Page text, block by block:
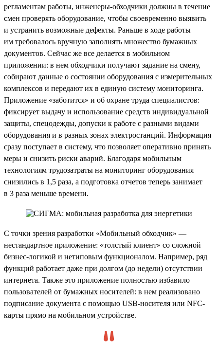
регламентам работы, инженеры-обходчики должны в течение
смен проверять оборудование, чтобы своевременно выявить
и устранить возможные дефекты. Раньше в ходе работы
им требовалось вручную заполнять множество бумажных
документов. Сейчас же все делается в мобильном
приложении: в нем обходчики получают задание на смену,
собирают данные о состоянии оборудования с измерительных
комплексов и передают их в единую систему мониторинга.
Приложение «заботится» и об охране труда специалистов:
фиксирует выдачу и использование средств индивидуальной
защиты, спецодежды, допуски к работе с разными видами
оборудования и в разных зонах электростанций. Информация
сразу поступает в систему, что позволяет оперативно принять
меры и снизить риски аварий. Благодаря мобильным
технологиям трудозатраты на мониторинг оборудования
снизились в 1,5 раза, а подготовка отчетов теперь занимает
в 3 раза меньше времени.
С точки зрения разработки «Мобильный обходчик» —
нестандартное приложение: «толстый клиент» со сложной
бизнес-логикой и нетиповым функционалом. Например, ряд
функций работает даже при долгом (до недели) отсутствии
интернета. Также это приложение полностью избавило
пользователей от бумажных носителей: в нем реализовано
подписание документа с помощью USB-носителя или NFC-
карты прямо на мобильном устройстве.